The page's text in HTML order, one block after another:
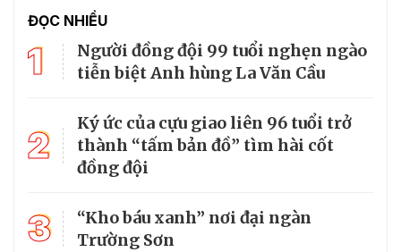
ĐỌC NHIỀU
1
Người đồng đội 99 tuổi nghẹn ngào
tiễn biệt Anh hùng La Văn Cầu
2
Ký ức của cựu giao liên 96 tuổi trở
thành “tấm bản đồ” tìm hài cốt
đồng đội
3
“Kho báu xanh” nơi đại ngàn
Trường Sơn